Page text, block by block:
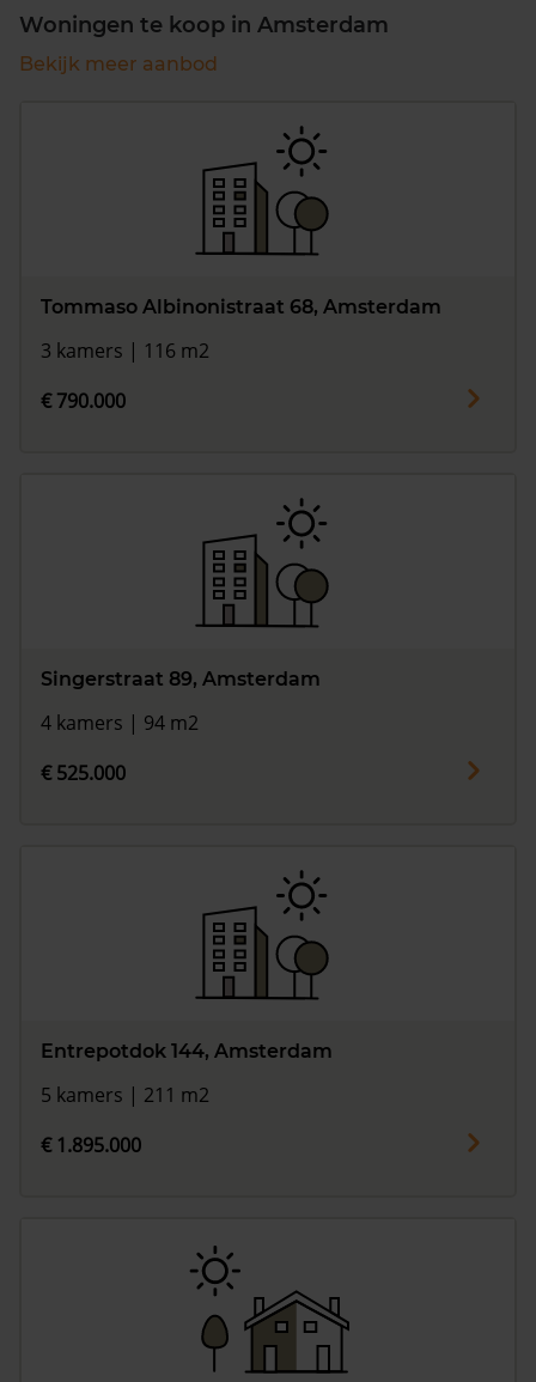
Woningen te koop in Amsterdam
Bekijk meer aanbod
Tommaso Albinonistraat 68, Amsterdam
3 kamers | 116 m2
€ 790.000
Singerstraat 89, Amsterdam
4 kamers | 94 m2
€ 525.000
Entrepotdok 144, Amsterdam
5 kamers | 211 m2
€ 1.895.000